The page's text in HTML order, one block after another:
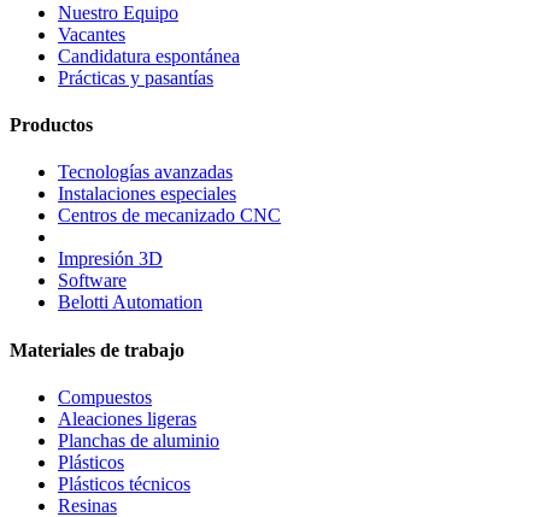
Nuestro Equipo
Vacantes
Candidatura espontánea
Prácticas y pasantías
Productos
Tecnologías avanzadas
Instalaciones especiales
Centros de mecanizado CNC
Impresión 3D
Software
Belotti Automation
Materiales de trabajo
Compuestos
Aleaciones ligeras
Planchas de aluminio
Plásticos
Plásticos técnicos
Resinas